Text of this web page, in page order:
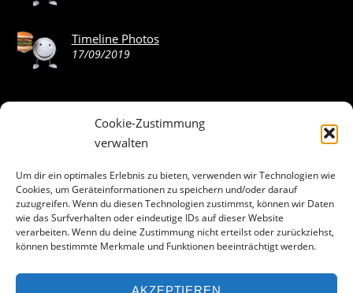
Cookie-Zustimmung
verwalten
Um dir ein optimales Erlebnis zu bieten, verwenden wir Technologien wie
Cookies, um Geräteinformationen zu speichern und/oder darauf
zuzugreifen. Wenn du diesen Technologien zustimmst, können wir Daten
wie das Surfverhalten oder eindeutige IDs auf dieser Website
verarbeiten. Wenn du deine Zustimmung nicht erteilst oder zurückziehst,
können bestimmte Merkmale und Funktionen beeinträchtigt werden.
Timeline Photos
17/09/2019
ABOUT THE LANDING THEME…
The Landing theme is a one-page design WordPress theme
that’s focused on getting your audience to follow-through
with your call-to-action. Built to work seamlessly with our
drag & drop Builder plugin, it gives you the ability to
customize the look and feel of your content.